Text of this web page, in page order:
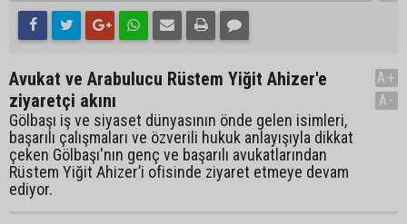
Avukat ve Arabulucu Rüstem Yiğit Ahizer'e
ziyaretçi akını
Gölbaşı iş ve siyaset dünyasının önde gelen isimleri,
başarılı çalışmaları ve özverili hukuk anlayışıyla dikkat
çeken Gölbaşı'nın genç ve başarılı avukatlarından
Rüstem Yiğit Ahizer’i ofisinde ziyaret etmeye devam
ediyor.
A+
A-